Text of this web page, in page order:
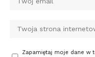
Zapamiętaj moje dane w